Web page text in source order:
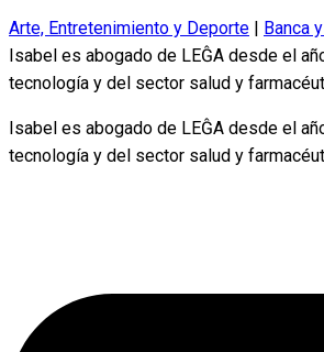
Arte, Entretenimiento y Deporte Banca
Isabel es abogado de LEĜA desde el
tecnología y del sector salud y
Isabel es abogado de LEĜA desde el
tecnología y del sector salud y